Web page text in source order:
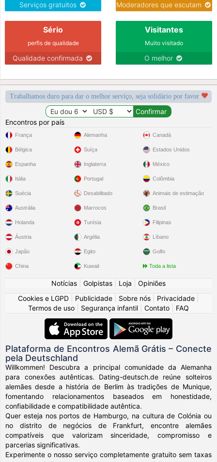
Serviços gratuitos Moderadores que escutam
Sério
perfis de qualidade
Qualidade confirmada
Visitantes
Muito visitado
O melhor
Trabalhamos duro para dar o melhor serviço, seja solidário por favor
Encontros por país
França
Bélgica
Espanha
Itália
Suécia
Alemanha
Suíça
Inglaterra
Portugal
Desabilitado
Canadá
Estados Unidos
México
Colômbia
Animais de estimação
Austrália
Holanda
Áustria
Japão
China
Marrocos
Tunísia
Argélia
Egito
Kuwait
Brasil
Filipinas
Líbano
Golfo
Toda a lista
Notícias Golpistas Loja
Opiniões
Cookies e LGPD
Publicidade Sobre nós Privacidade
Termos de uso
Segurança infantil Contato FAQ
Plataforma de Encontros Alemã Grátis – Conecte
pela Deutschland
Willkommen! Descubra a principal comunidade da Alemanha
para conexões autênticas. Dating-deutsch.de reúne solteiros
alemães desde a história de Berlim às tradições de Munique,
fomentando relacionamentos baseados em honestidade,
confiabilidade e compatibilidade autêntica.
Quer esteja nos portos de Hamburgo, na cultura de Colónia ou
no distrito de negócios de Frankfurt, encontre alemães
compatíveis que valorizam sinceridade, compromisso e
parcerias significativas.
Experimente o nosso serviço completamente gratuito sem taxas